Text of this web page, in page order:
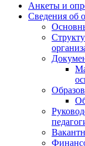
Анкеты и
Сведения об